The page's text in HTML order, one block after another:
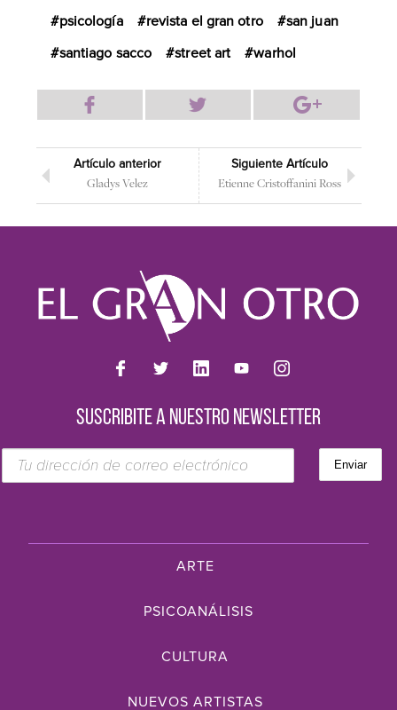
psicología
revista el gran otro
san juan
santiago sacco
street art warhol
Artículo anterior
Gladys Velez
Siguiente Artículo
Etienne Cristoffanini Ross
SUSCRIBITE A NUESTRO NEWSLETTER
ARTE
PSICOANÁLISIS
CULTURA
NUEVOS ARTISTAS